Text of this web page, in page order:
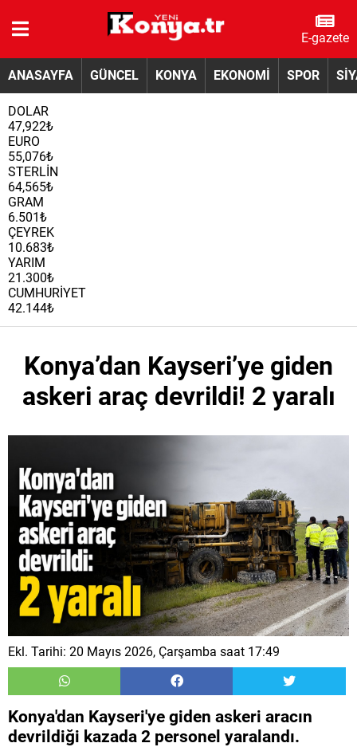
E-gazete
ANASAYFA GÜNCEL KONYA EKONOMİ SPOR
DOLAR
47,922₺
EURO
55,076₺
STERLİN
64,565₺
GRAM
6.501₺
ÇEYREK
10.683₺
YARIM
21.300₺
CUMHURİYET
42.144₺
Konya’dan Kayseri’ye giden
askeri araç devrildi! 2 yaralı
Ekl. Tarihi: 20 Mayıs 2026, Çarşamba saat 17:49
Konya'dan Kayseri'ye giden askeri aracın
devrildiği kazada 2 personel yaralandı.